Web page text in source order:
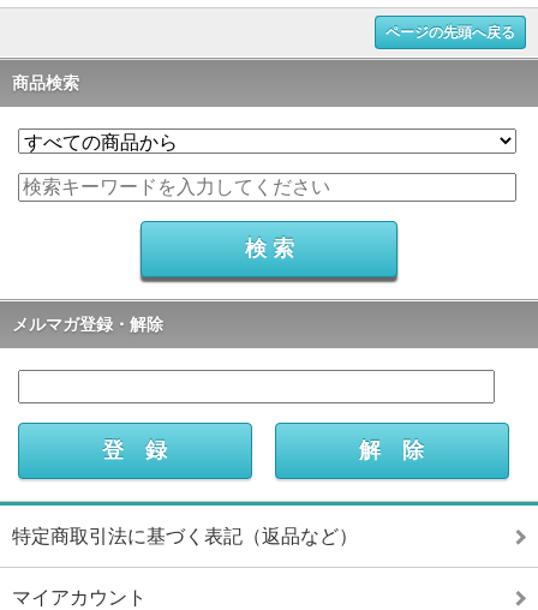
ページの先頭へ戻る
商品検索
メルマガ登録・解除
特定商取引法に基づく表記（返品など）
マイアカウント